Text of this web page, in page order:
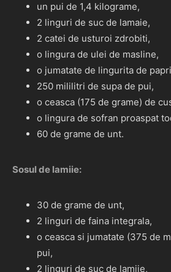
un pui de 1,4 kilograme,
2 linguri de suc de lamaie,
2 catei de usturoi zdrobiti,
o lingura de ulei de masline,
o jumatate de lingurita de
250 mililitri de supa de pui,
o ceasca (175 de grame) de
o lingura de sofran proaspat
60 de grame de unt.
Sosul de lamiie:
30 de grame de unt,
2 linguri de faina integrala,
o ceasca si jumatate (375 de
pui,
2 linguri de suc de lamiie,